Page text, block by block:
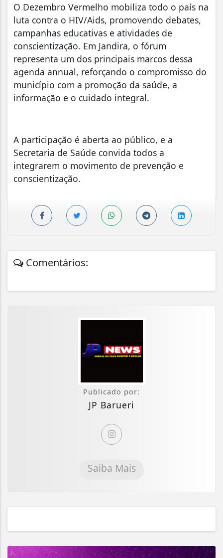
O Dezembro Vermelho mobiliza todo o país na
luta contra o HIV/Aids, promovendo debates,
campanhas educativas e atividades de
conscientização. Em Jandira, o fórum
representa um dos principais marcos dessa
agenda annual, reforçando o compromisso do
município com a promoção da saúde, a
informação e o cuidado integral.
A participação é aberta ao público, e a
Secretaria de Saúde convida todos a
integrarem o movimento de prevenção e
conscientização.
Comentários:
Publicado por:
JP Barueri
Saiba Mais